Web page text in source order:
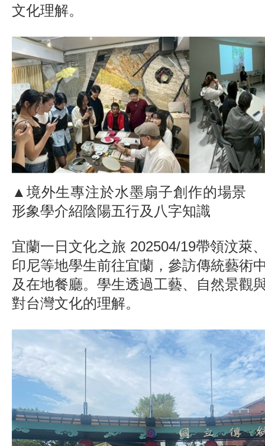
文化理解。
▲境外生專注於水墨扇子創作的場
形象學介紹陰陽五行及八字知識
宜蘭一日文化之旅 202504/19帶領汶萊
印尼等地學生前往宜蘭，參訪傳統藝術
及在地餐廳。學生透過工藝、自然景觀
對台灣文化的理解。